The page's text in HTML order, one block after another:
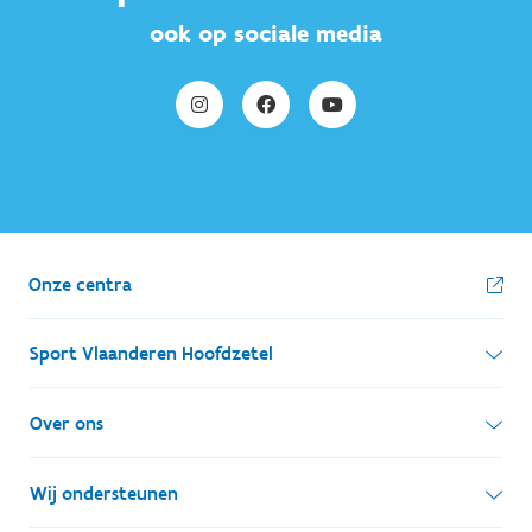
ook op sociale media
Onze centra
Sport Vlaanderen Hoofdzetel
Simon Bolivarlaan 17
1000 Brussel
Ondernemingsnummer: BE 0248.142.826
Over ons
Wie zijn we, wat doen we
Wij ondersteunen